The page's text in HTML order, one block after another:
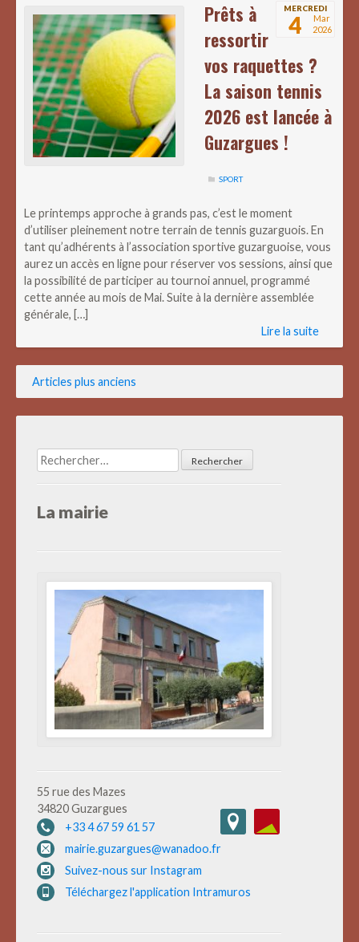
MERCREDI
4
Mar
2026
Prêts à
ressortir
vos raquettes ?
La saison tennis
2026 est lancée à
Guzargues !
SPORT
Le printemps approche à grands pas, c’est le moment
d’utiliser pleinement notre terrain de tennis guzarguois. En
tant qu’adhérents à l’association sportive guzarguoise, vous
aurez un accès en ligne pour réserver vos sessions, ainsi que
la possibilité de participer au tournoi annuel, programmé
cette année au mois de Mai. Suite à la dernière assemblée
générale, […]
Lire la suite
Navigation
des
Articles plus anciens
Rechercher :
La mairie
55 rue des Mazes
34820 Guzargues
+33 4 67 59 61 57
mairie.guzargues@wanadoo.fr
Suivez-nous sur Instagram
Téléchargez l'application Intramuros